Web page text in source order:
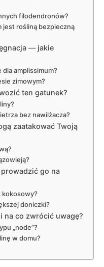
filodendronów?
jest rośliną bezpieczną
— jakie
amplissimum?
zimowym?
ten gatunek?
bez nawilżacza?
zaatakować Twoją
go na
kokosowy?
doniczki?
na co zwrócić uwagę?
„node”?
w domu?